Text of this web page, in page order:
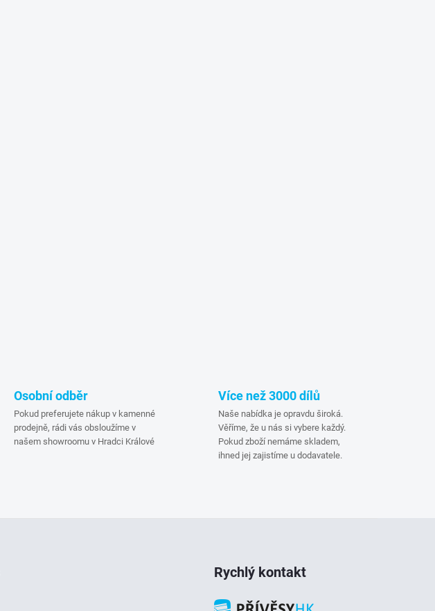
Osobní odběr
Pokud preferujete nákup v kamenné
prodejně, rádi vás obsloužíme v
našem showroomu v Hradci Králové
Více než 3000 dílů
Naše nabídka je opravdu široká.
Věříme, že u nás si vybere každý.
Pokud zboží nemáme skladem,
ihned jej zajistíme u dodavatele.
Rychlý kontakt